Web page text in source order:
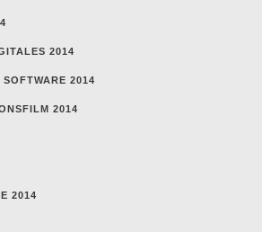
2014
2014
2014
2014